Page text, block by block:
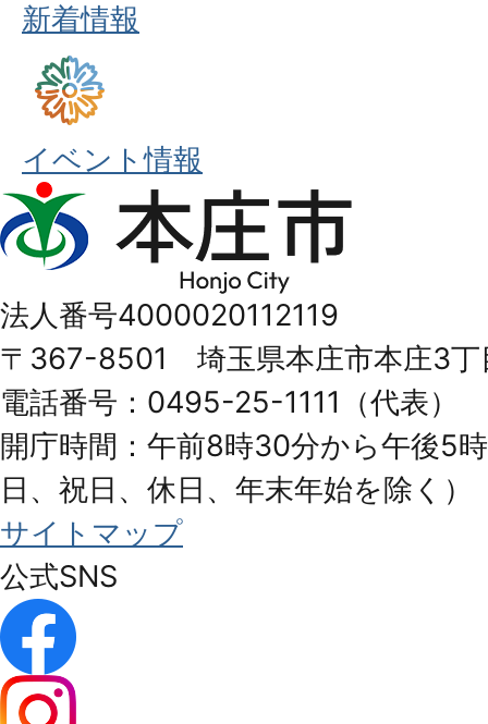
新着情報
イベント情報
本
庄
Honjo
City
法人番号4000020112119
〒367-8501 埼玉県本庄市本庄3丁
電話番号：0495-25-1111（代表）
開庁時間：午前8時30分から午後5
日、祝日、休日、年末年始を除く）
サイトマップ
公式SNS